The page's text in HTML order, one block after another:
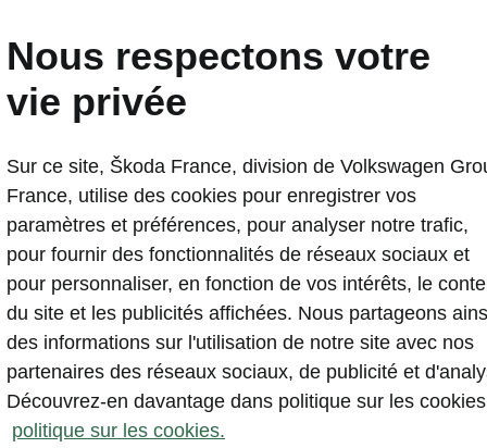
Citadine Berline Famille
Nouveau Epiq
ÉLECTRIQUE
Voir tous les modèles
Nous respectons votre
vie privée
Sur ce site, Škoda France, division de Volkswagen
France, utilise des cookies pour enregistrer vos
paramètres et préférences, pour analyser notre trafic,
pour fournir des fonctionnalités de réseaux sociaux et
pour personnaliser, en fonction de vos intérêts, le
du site et les publicités affichées. Nous partageons
des informations sur l'utilisation de notre site avec nos
partenaires des réseaux sociaux, de publicité et
Découvrez-en davantage dans politique sur les
politique sur les cookies.